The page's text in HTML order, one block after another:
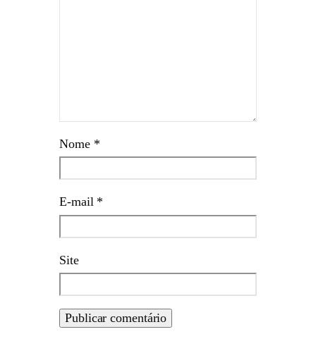
Nome *
E-mail *
Site